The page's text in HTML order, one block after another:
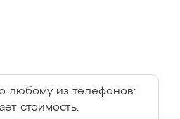
любому из телефонов:
стоимость.